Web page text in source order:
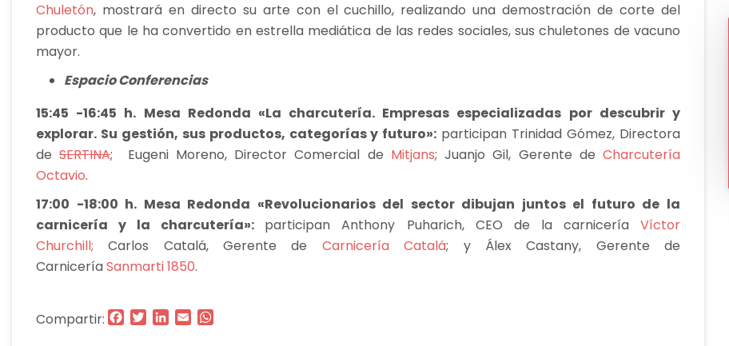
Chuletón, mostrará en directo su arte con el cuchillo, realizando una demostración de corte del
producto que le ha convertido en estrella mediática de las redes sociales, sus chuletones de vacuno
mayor.
Espacio Conferencias
15:45 -16:45 h. Mesa Redonda «La charcutería. Empresas especializadas por descubrir y
explorar. Su gestión, sus productos, categorías y futuro»: participan Trinidad Gómez, Directora
deSERTINA; Eugeni Moreno, Director Comercial de Mitjans; Juanjo Gil, Gerente deCharcutería
Octavio.
17:00 -18:00 h. Mesa Redonda «Revolucionarios del sector dibujan juntos el futuro de la
carnicería y la charcutería»: participan Anthony Puharich, CEO de la carniceríaVíctor
Churchill;Carlos Catalá, Gerente de Carnicería Catalá; y Álex Castany, Gerente de
CarniceríaSanmarti 1850.
Compartir: Facebook
TwitterLinkedIn
Email